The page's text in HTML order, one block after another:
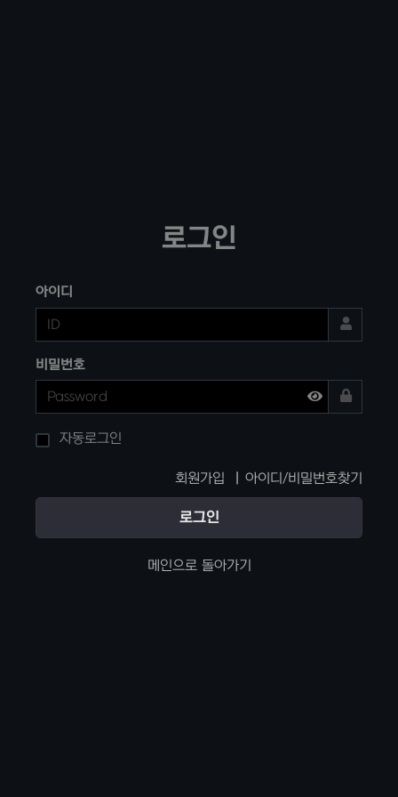
로그인
아이디
비밀번호
자동로그인
회원가입 아이디/비밀번호찾기
로그인
메인으로 돌아가기